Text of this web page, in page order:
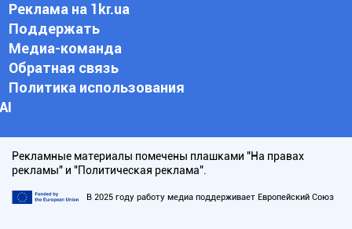
Реклама на 1kr.ua
Поддержать
Медиа-команда
Обратная связь
Политика использования
АI
Рекламные материалы помечены плашками "На правах
рекламы" и "Политическая реклама".
В 2025 году работу медиа поддерживает Европейский Союз